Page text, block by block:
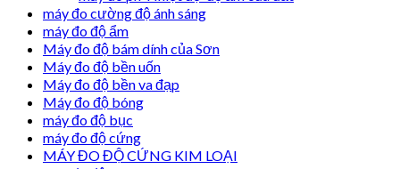
máy đo cường độ ánh sáng
máy đo độ ẩm
Máy đo độ bám dính của Sơn
Máy đo độ bền uốn
Máy đo độ bền va đạp
Máy đo độ bóng
máy đo độ bục
máy đo độ cứng
MÁY ĐO ĐỘ CỨNG KIM LOẠI